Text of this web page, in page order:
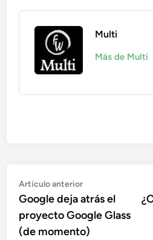
Multi
Más de Multi
Navegación
de
entradas
Artículo anteriorArtículo
anterior:
Google deja atrás el
proyecto Google Glass
(de momento)